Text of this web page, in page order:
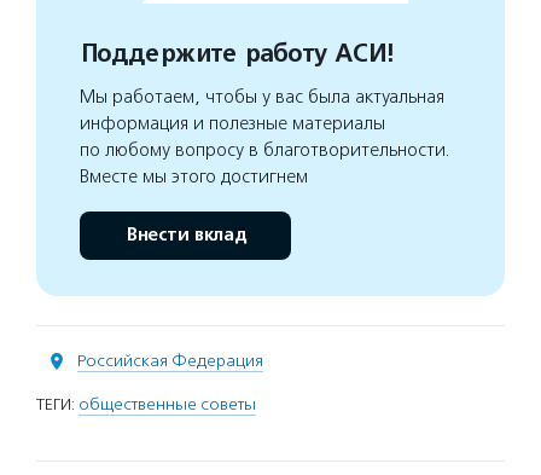
Поддержите работу АСИ!
Мы работаем, чтобы у вас была актуальная
информация и полезные материалы
по любому вопросу в благотворительности.
Вместе мы этого достигнем
Внести вклад
Российская Федерация
ТЕГИ: общественные советы